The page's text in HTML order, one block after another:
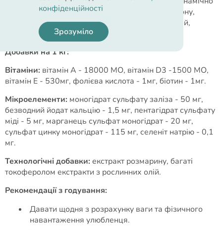
мікронізований клиноптилоліт (1%), насіння льону,
фруктоолігосахариди, екстракт юки, зелений чай,
сушена календула (джерело лютеїну).
Добавки на 1 кг:
Вітаміни: вітамін A - 18000 MО, вітамін D3 -1500 MО,
вітамін E - 530мг, фолієва кислота - 1мг, біотин - 1мг.
Мікроелементи: моногідрат сульфату заліза - 50 мг,
безводний йодат кальцію - 1,5 мг, пентагідрат сульфату
міді - 5 мг, марганець сульфат моногідрат - 20 мг,
сульфат цинку моногідрат - 115 мг, селеніт натрію - 0,1
мг.
Технологічні добавки: екстракт розмарину, багаті
токоферолом екстракти з рослинних олій.
Рекомендації з годування:
Давати щодня з розрахунку ваги та фізичного
навантаження улюбленця.
конфіденційності
Зрозуміло